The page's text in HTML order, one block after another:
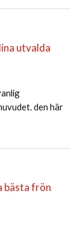
utvalda
den här
bästa frön